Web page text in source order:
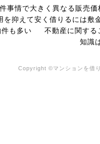
事情で大きく異なる販売価
を抑えて安く借りるには敷
も多い
不動産に関する
知識
Copyright ©マンションを借